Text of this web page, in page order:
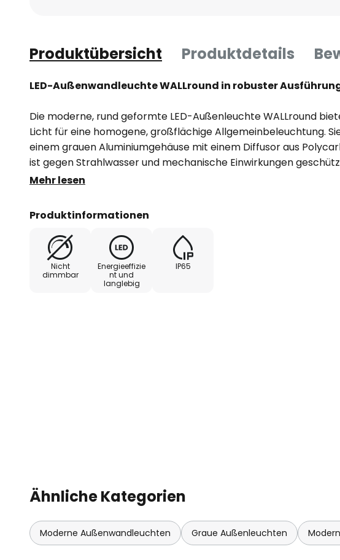
Produktübersicht Produktdetails
LED-Außenwandleuchte WALLround in robuster
Die moderne, rund geformte LED-Außenleuchte WALLround
Licht für eine homogene, großflächige Allgemeinbeleuchtung.
einem grauen Aluminiumgehäuse mit einem Diffusor aus
ist gegen Strahlwasser und mechanische Einwirkungen
mitgelieferten EasyBase-Plattform gestaltet sich die Montage
- Schutzart: IP65
- Stoßfestigkeit: IK08
Mehr lesen
Produktinformationen
Nicht
dimmbar
Energieeffizie
nt und
langlebig
IP65
Ähnliche Kategorien
Moderne Außenwandleuchten Graue Außenleuchten